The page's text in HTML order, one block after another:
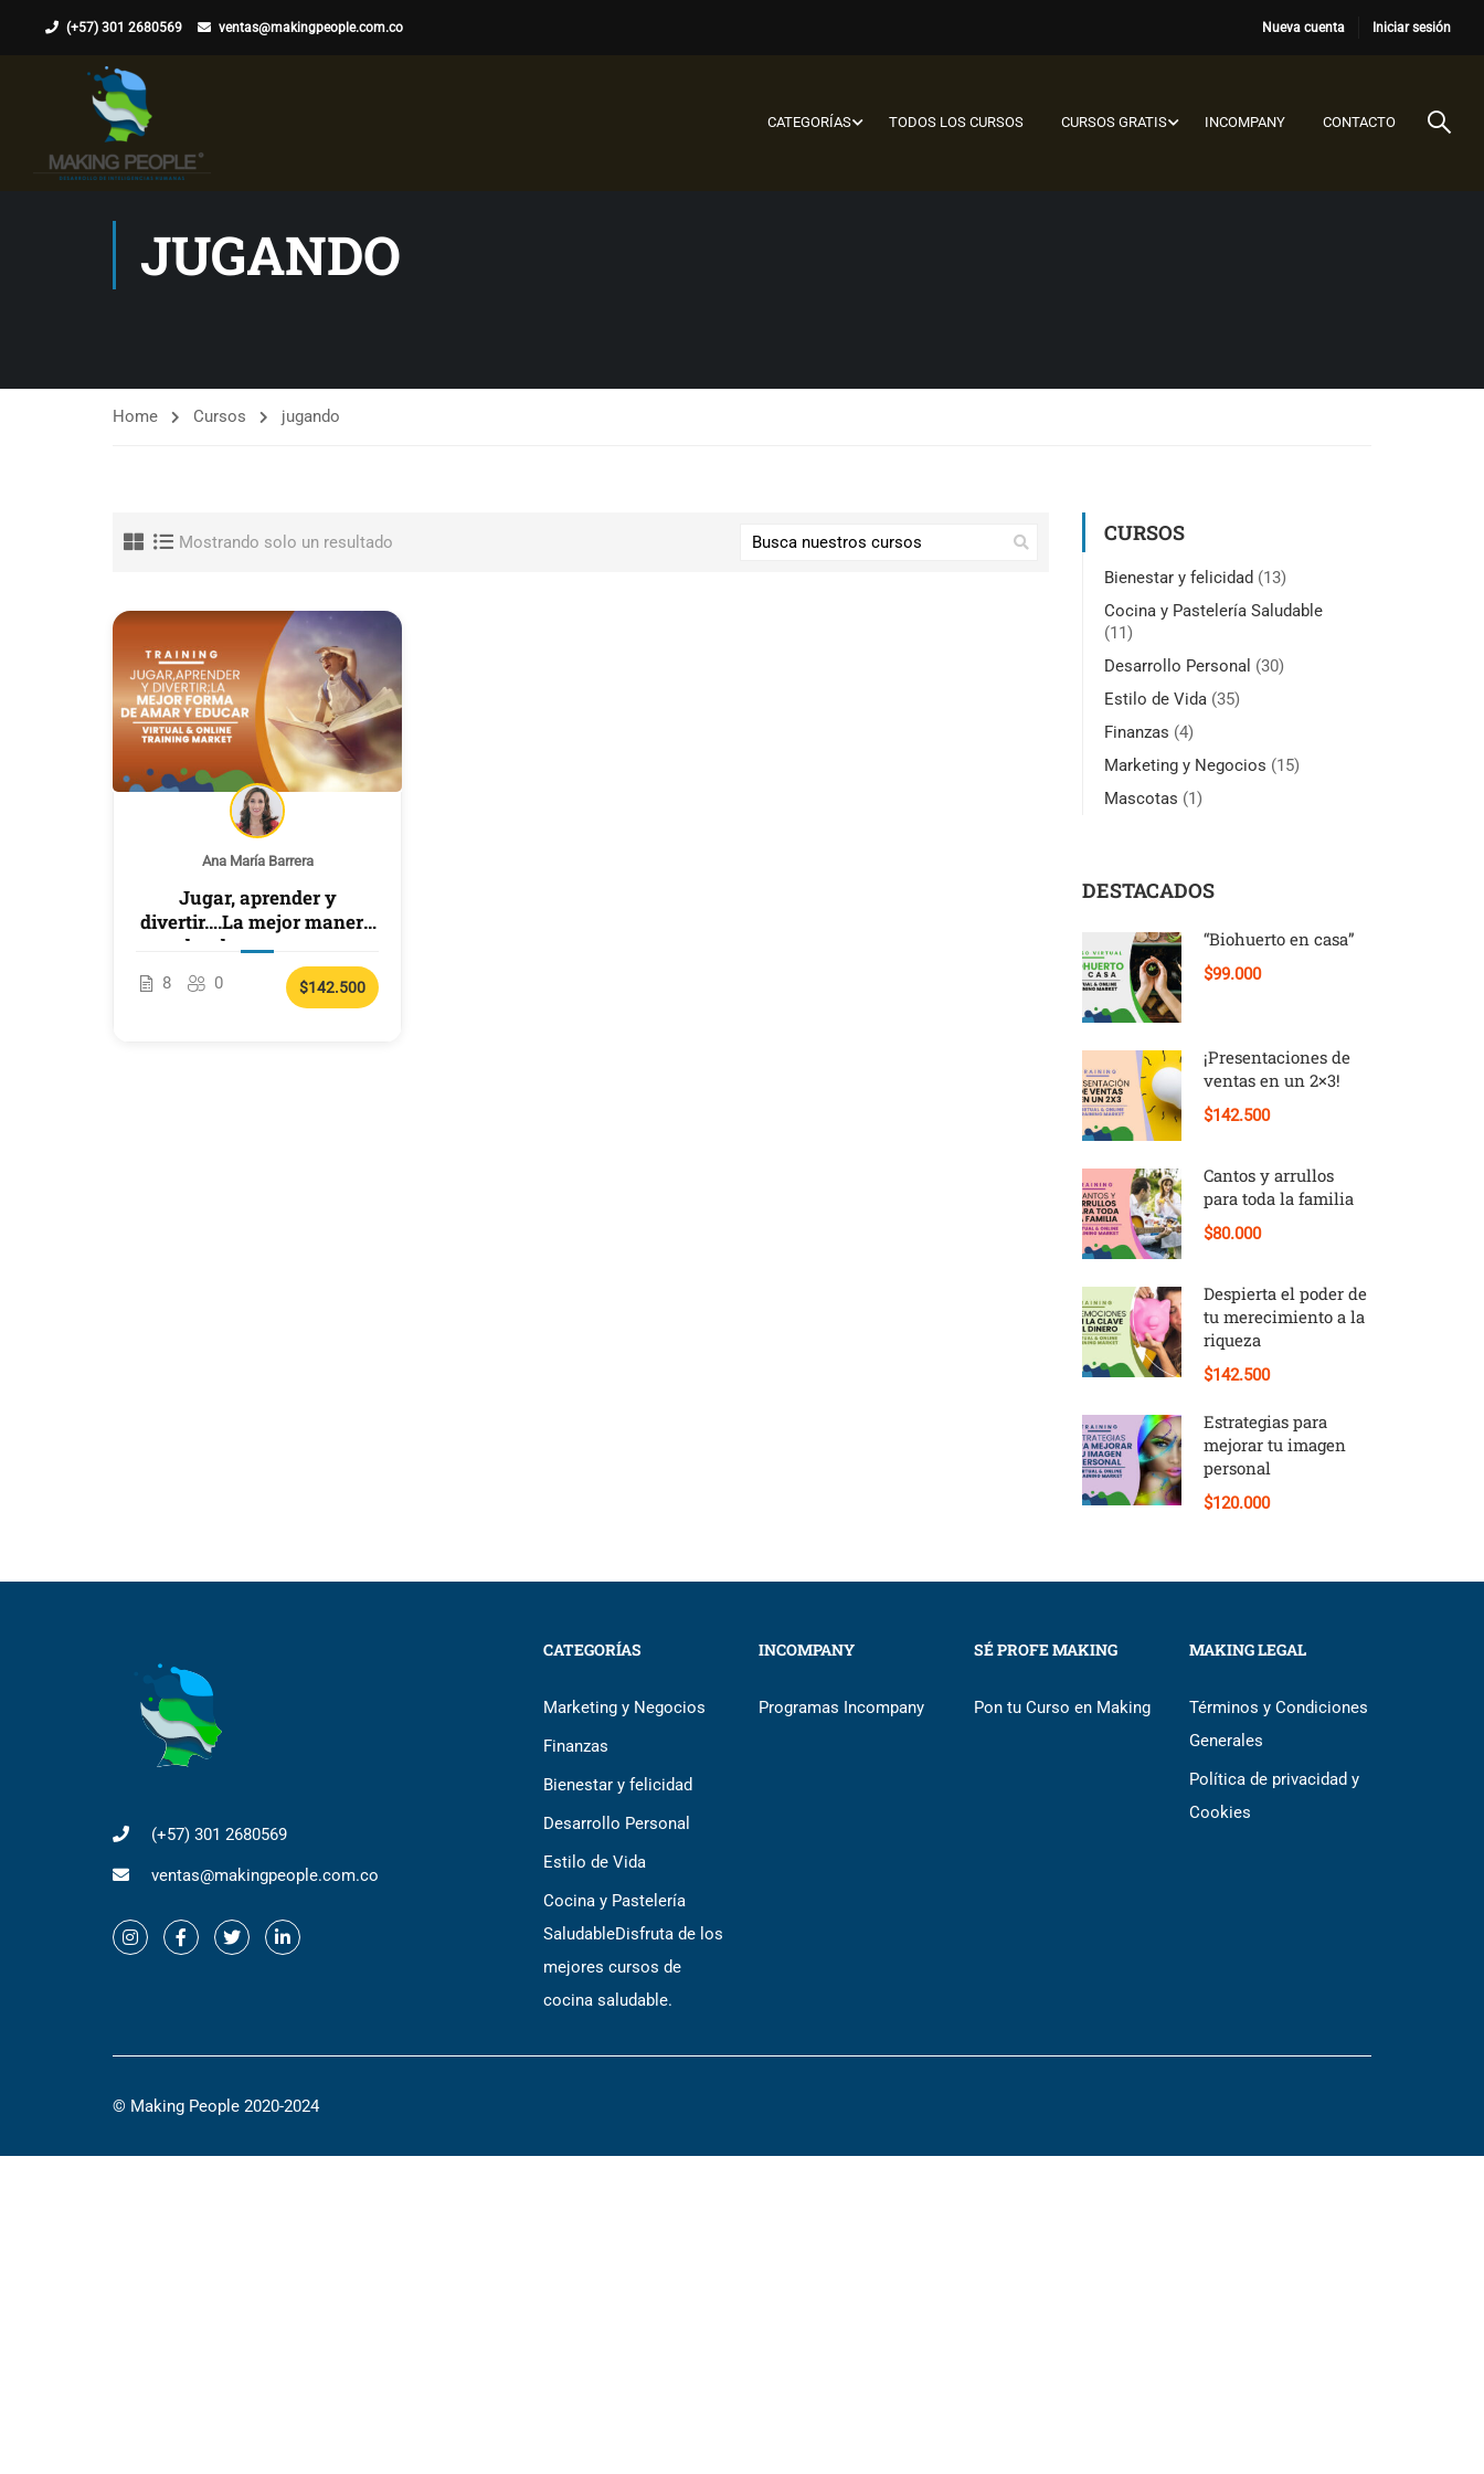
(+57) 301 2680569 ventas@makingpeople.com.co Nueva cuenta Iniciar sesión
CATEGORÍAS TODOS LOS CURSOS CURSOS GRATIS INCOMPANY CONTACTO
JUGANDO
Home Cursos jugando
Mostrando solo un resultado
Ana María Barrera
Jugar, aprender y
divertir….La mejor manera
de educar y amar
8 0 $142.500
CURSOS
Bienestar y felicidad (13)
Cocina y Pastelería Saludable
(11)
Desarrollo Personal (30)
Estilo de Vida (35)
Finanzas (4)
Marketing y Negocios (15)
Mascotas (1)
DESTACADOS
“Biohuerto en casa”
$99.000
¡Presentaciones de
ventas en un 2×3!
$142.500
Cantos y arrullos
para toda la familia
$80.000
Despierta el poder de
tu merecimiento a la
riqueza
$142.500
Estrategias para
mejorar tu imagen
personal
$120.000
(+57) 301 2680569
ventas@makingpeople.com.co
CATEGORÍAS
Marketing y Negocios
Finanzas
Bienestar y felicidad
Desarrollo Personal
Estilo de Vida
Cocina y Pastelería
SaludableDisfruta de los
mejores cursos de
cocina saludable.
INCOMPANY
Programas Incompany
SÉ PROFE MAKING
Pon tu Curso en Making
MAKING LEGAL
Términos y Condiciones
Generales
Política de privacidad y
Cookies
© Making People 2020-2024